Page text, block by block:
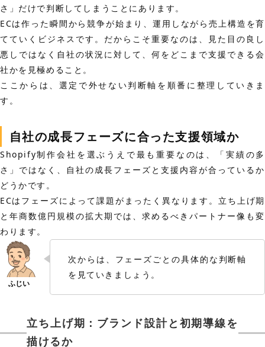
さ」だけで判断してしまうことにあります。
ECは作った瞬間から競争が始まり、運用しながら売上構造を育
てていくビジネスです。だからこそ重要なのは、見た目の良し
悪しではなく自社の状況に対して、何をどこまで支援できる会
社かを見極めること。
ここからは、選定で外せない判断軸を順番に整理していきま
す。
自社の成長フェーズに合った支援領域か
Shopify制作会社を選ぶうえで最も重要なのは、「実績の多
さ」ではなく、自社の成長フェーズと支援内容が合っているか
どうかです。
ECはフェーズによって課題がまったく異なります。立ち上げ期
と年商数億円規模の拡大期では、求めるべきパートナー像も変
わります。
次からは、フェーズごとの具体的な判断軸
を見ていきましょう。
立ち上げ期：ブランド設計と初期導線を
描けるか